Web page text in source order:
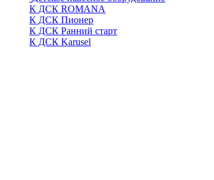
К ДСК ROMANA
К ДСК Пионер
К ДСК Ранний старт
К ДСК Karusel